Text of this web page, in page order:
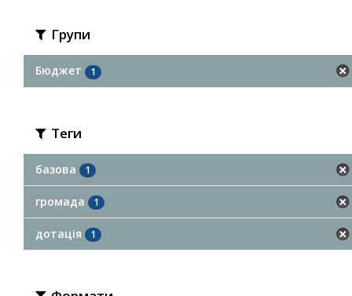
Групи
Бюджет 1
Теги
базова 1
громада 1
дотація 1